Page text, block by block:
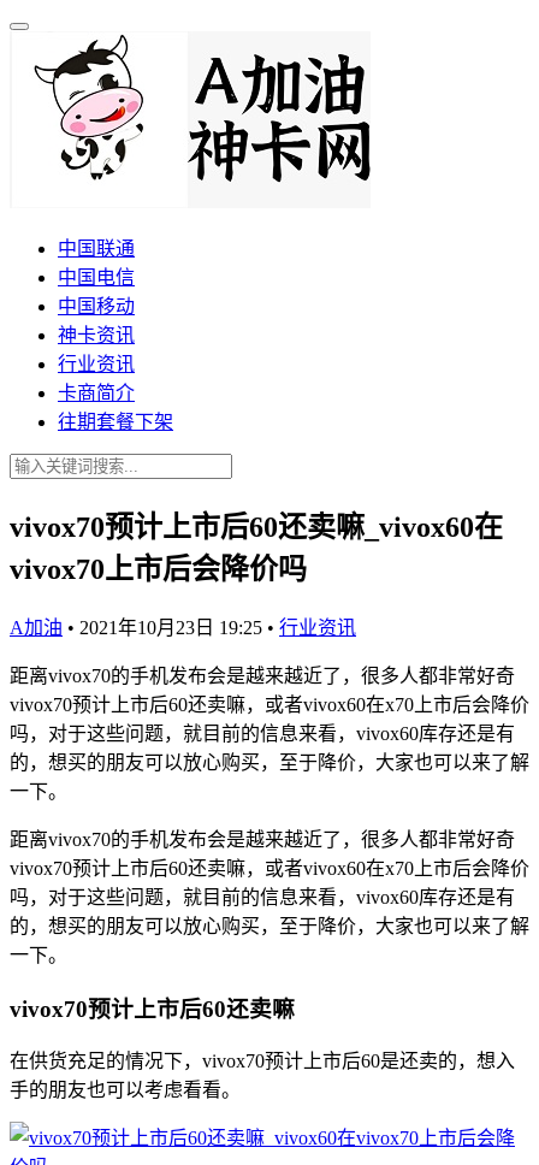
中国联通
中国电信
中国移动
神卡资讯
行业资讯
卡商简介
往期套餐下架
vivox70预计上市后60还卖嘛_vivox60在
vivox70上市后会降价吗
A加油 • 2021年10月23日 19:25 • 行业资讯
距离vivox70的手机发布会是越来越近了，很多人都非常好奇
vivox70预计上市后60还卖嘛，或者vivox60在x70上市后会降价
吗，对于这些问题，就目前的信息来看，vivox60库存还是有
的，想买的朋友可以放心购买，至于降价，大家也可以来了解
一下。
距离vivox70的手机发布会是越来越近了，很多人都非常好奇
vivox70预计上市后60还卖嘛，或者vivox60在x70上市后会降价
吗，对于这些问题，就目前的信息来看，vivox60库存还是有
的，想买的朋友可以放心购买，至于降价，大家也可以来了解
一下。
vivox70预计上市后60还卖嘛
在供货充足的情况下，vivox70预计上市后60是还卖的，想入
手的朋友也可以考虑看看。